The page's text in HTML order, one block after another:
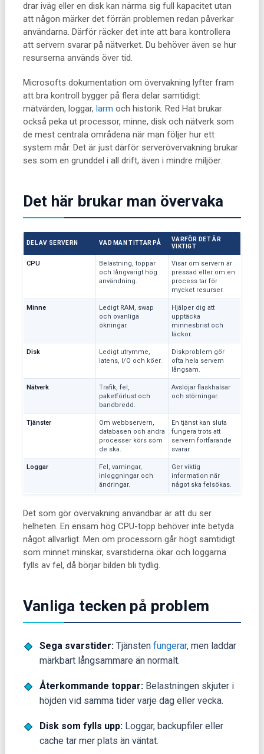
drar iväg eller en disk kan närma sig full kapacitet utan
att någon märker det förrän problemen redan påverkar
användarna. Därför räcker det inte att bara kontrollera
att servern svarar på nätverket. Du behöver även se hur
resurserna används över tid.
Microsofts dokumentation om övervakning lyfter fram
att bra kontroll bygger på flera delar samtidigt:
mätvärden, loggar, larm och historik. Red Hat brukar
också peka ut processor, minne, disk och nätverk som
de mest centrala områdena när man följer hur ett
system mår. Det är just därför serverövervakning brukar
ses som en grunddel i all drift, även i mindre miljöer.
Det här brukar man övervaka
DEL AV SERVERN VAD MAN TITTAR PÅ
VARFÖR DET ÄR
VIKTIGT
CPU
Belastning, toppar
och långvarigt hög
användning.
Visar om servern är
pressad eller om en
process tar för
mycket resurser.
Minne
Ledigt RAM, swap
och ovanliga
ökningar.
Hjälper dig att
upptäcka
minnesbrist och
läckor.
Disk
Ledigt utrymme,
latens, I/O och köer.
Diskproblem gör
ofta hela servern
långsam.
Nätverk
Trafik, fel,
paketförlust och
bandbredd.
Avslöjar flaskhalsar
och störningar.
Tjänster
Om webbservern,
databasen och andra
processer körs som
de ska.
En tjänst kan sluta
fungera trots att
servern fortfarande
svarar.
Loggar
Fel, varningar,
inloggningar och
ändringar.
Ger viktig
information när
något ska felsökas.
Det som gör övervakning användbar är att du ser
helheten. En ensam hög CPU-topp behöver inte betyda
något allvarligt. Men om processorn går högt samtidigt
som minnet minskar, svarstiderna ökar och loggarna
fylls av fel, då börjar bilden bli tydlig.
Vanliga tecken på problem
Sega svarstider:Tjänsten fungerar, men laddar
märkbart långsammare än normalt.
Återkommande toppar:Belastningen skjuter i
höjden vid samma tider varje dag eller vecka.
Disk som fylls upp:Loggar, backupfiler eller
cache tar mer plats än väntat.